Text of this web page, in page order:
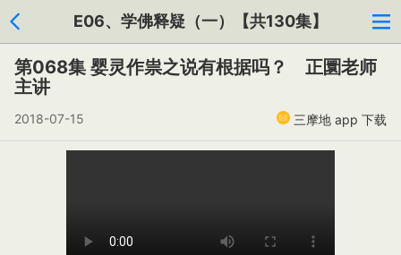
E06、学佛释疑（一）【共130集】
第068集 婴灵作祟之说有根据吗？ 正圜老师
主讲
2018-07-15 三摩地 app 下载